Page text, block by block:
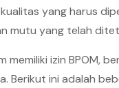
yang harus
mutu yang telah
memiliki izin BPOM,
Berikut ini adalah